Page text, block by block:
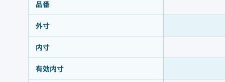
品番
外寸
内寸
有効内寸